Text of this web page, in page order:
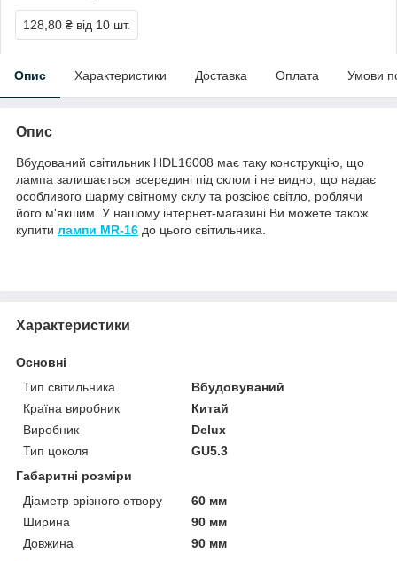
128,80 ₴ від 10 шт.
Опис Характеристики Доставка Оплата Умови
Опис
Вбудований світильник HDL16008 має таку конструкцію, що
лампа залишається всередині під склом і не видно, що надає
особливого шарму світному склу та розсіює світло, роблячи
його м'якшим. У нашому інтернет-магазині Ви можете також
купити лампи MR-16 до цього світильника.
Характеристики
Основні
Тип світильника
Вбудовуваний
Країна виробник
Китай
Виробник
Delux
Тип цоколя
GU5.3
Габаритні розміри
Діаметр врізного отвору
60 мм
Ширина
90 мм
Довжина
90 мм